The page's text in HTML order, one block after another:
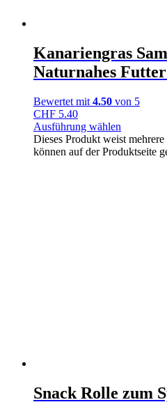
Kanariengras
Naturnahes
Bewertet mit 4.50 von 5
CHF 5.40
Ausführung wählen
Dieses Produkt weist
können auf der Produktseite
Snack Rolle zum